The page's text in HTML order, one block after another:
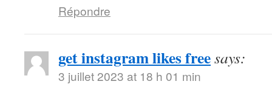
Répondre
get instagram likes freesays:
3 juillet 2023 at 18 h 01 min